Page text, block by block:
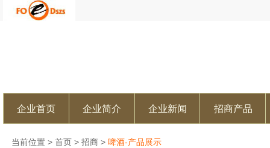
企业首页 企业简介 企业新闻 招商产品
当前位置 > 首页 > 招商 > 啤酒-产品展示